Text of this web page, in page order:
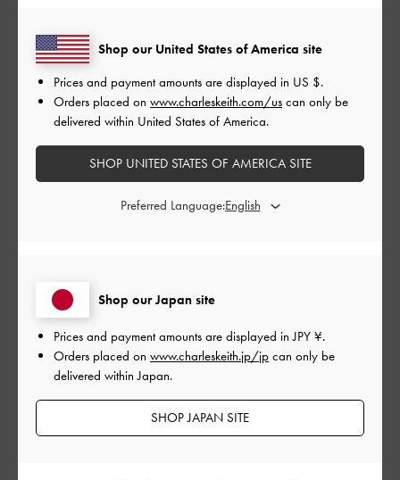
ピシャなっていうくらい欲しかった一足だった。一見、筒部分
がぴったりしていて、きつそうな感じがあったが、そんなこと
なく、肌に合わせるようにと楽さが一番だった。ヒールも高さ
も感じず、スニーカーより凄く楽で、疲れにくいと履いて歩い
てみた印象だった。
37/23.5cm |カラー: ブラック系
とてもよかった
もっと見る
このレビューは役に立ちましたか？
Shop our Japan site
Prices and payment amounts are displayed inJPY ¥.
Orders placed on www.charleskeith.jp/jp can only be
delivered within Japan.
SHOP JAPAN SITE
Shop our United States of America site
Prices and payment amounts are displayed in US $.
Orders placed on www.charleskeith.com/us can only be
delivered within United States of America.
SHOP UNITED STATES OF AMERICA SITE
Preferred Language: